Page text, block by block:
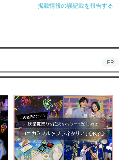
掲載情報の誤記載を報告する
PR